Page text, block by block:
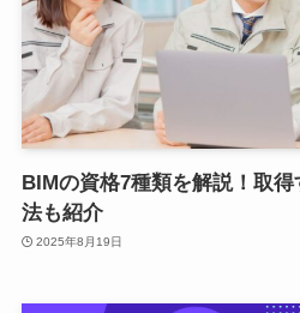
BIMの資格7種類を解説！取
法も紹介
2025年8月19日